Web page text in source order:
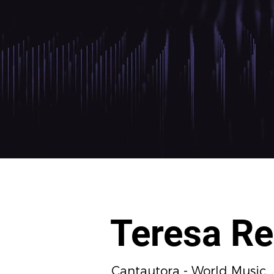
Teresa
Cantautora - World Music